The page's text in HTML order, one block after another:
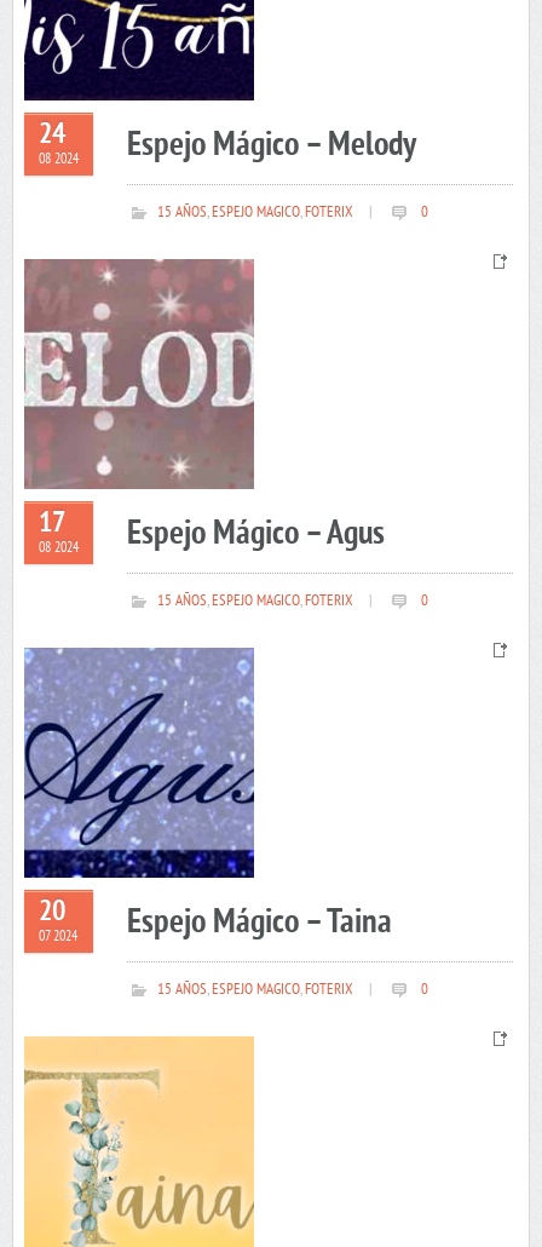
24
08 2024 Espejo Mágico – Melody
15 AÑOS,ESPEJO MAGICO,FOTERIX 0
17
08 2024 Espejo Mágico – Agus
15 AÑOS,ESPEJO MAGICO,FOTERIX 0
20
07 2024 Espejo Mágico – Taina
15 AÑOS,ESPEJO MAGICO,FOTERIX 0